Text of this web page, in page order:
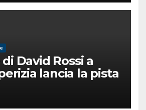
David Rossi a
lancia la pista
finita